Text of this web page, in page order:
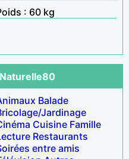
: 60 kg
Balade
Jardinage
Cuisine Famille
Restaurants
entre amis